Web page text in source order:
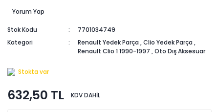
Yorum Yap
Stok Kodu
7701034749
Kategori
Renault Yedek Parça ,Clio Yedek Parça ,
Renault Clio 1 1990-1997 ,Oto Dış Aksesuar
Stokta var
632,50 TL KDV DAHİL